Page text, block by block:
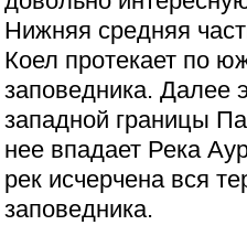
Нижняя средняя
Коел протекает по
заповедника. Далее
западной границы
нее впадает Река
рек исчерчена вся
заповедника.